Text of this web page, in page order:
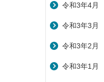
令和3年4月
令和3年3月
令和3年2月
令和3年1月